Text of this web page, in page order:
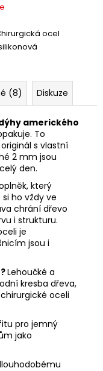
ocel
(8) Diskuze
amerického
To
s vlastní
2 mm jsou
den.
který
ho vždy ve
chrání dřevo
i strukturu.
je
jsou i
Lehoučké a
kresba dřeva,
oceli
pro jemný
jako